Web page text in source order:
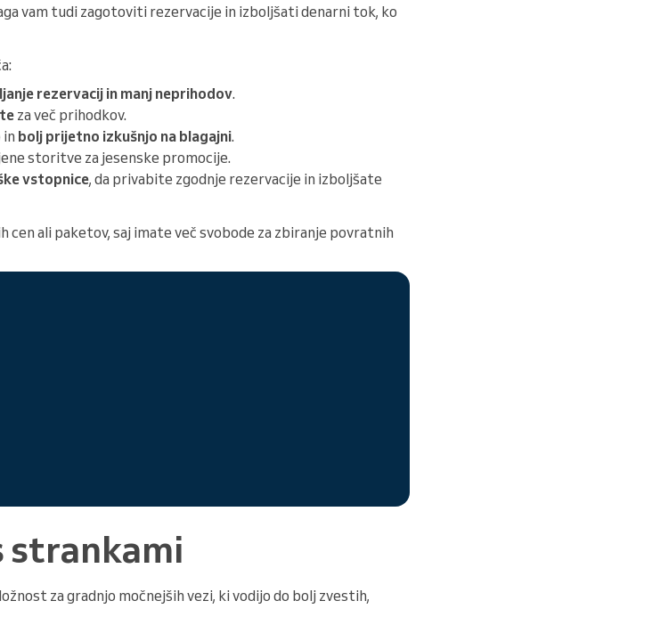
vam tudi zagotoviti rezervacije in izboljšati denarni tok, ko
rezervacij in manj neprihodov.
za več prihodkov.
in bolj prijetno izkušnjo na blagajni.
storitve za jesenske promocije.
vstopnice, da privabite zgodnje rezervacije in izboljšate
cen ali paketov, saj imate več svobode za zbiranje povratnih
strankami
za gradnjo močnejših vezi, ki vodijo do bolj zvestih,